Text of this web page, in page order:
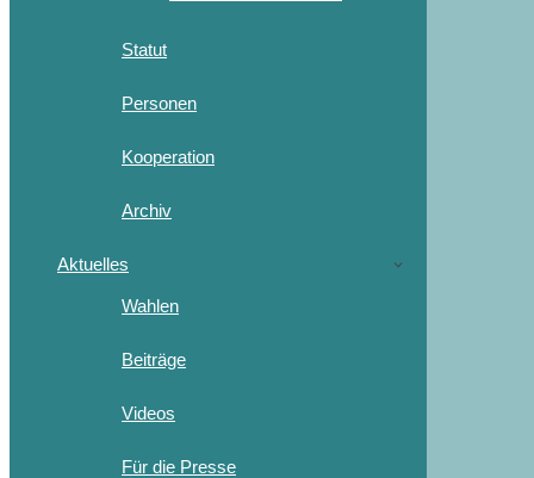
Statut
Personen
Kooperation
Archiv
Aktuelles
Wahlen
Beiträge
Videos
Für die Presse